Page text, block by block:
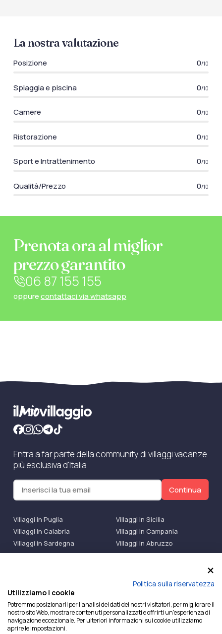
La nostra valutazione
Posizione 0/10
Spiaggia e piscina 0/10
Camere 0/10
Ristorazione 0/10
Sport e Intrattenimento 0/10
Qualità/Prezzo 0/10
Prenota ora al miglior
prezzo garantito
06 87 155 155
oppurecontattaci via whatsapp
Entra a far parte della community di villaggi vacanze
più esclusiva d'Italia
Continua
Villaggi in Puglia
Villaggi in Sicilia
Villaggi in Calabria
Villaggi in Campania
Villaggi in Sardegna
Villaggi in Abruzzo
Villaggi Bluserena
Villaggi TH Resort
Ilmiovillaggio è un marchio di Ekiwi S.r.l.
Licenza Agenzia Viaggi e Turismo n° 2015/0133251 del
26/02/2015 e coperta da RC per Agenzia di Viaggi n°
OX00081147 REVO Specialty LiabilityXTravel Agencies.
Politica sulla riservatezza
Utilizziamo i cookie
Potremmo posizionarli per l'analisi dei dati dei nostri visitatori, per migliorare il
nostro sito Web, mostrare contenuti personalizzati e offrirti un'esperienza di
navigazione eccezionale. Per ulteriori informazioni sui cookie utilizziamo
aprire le impostazioni.